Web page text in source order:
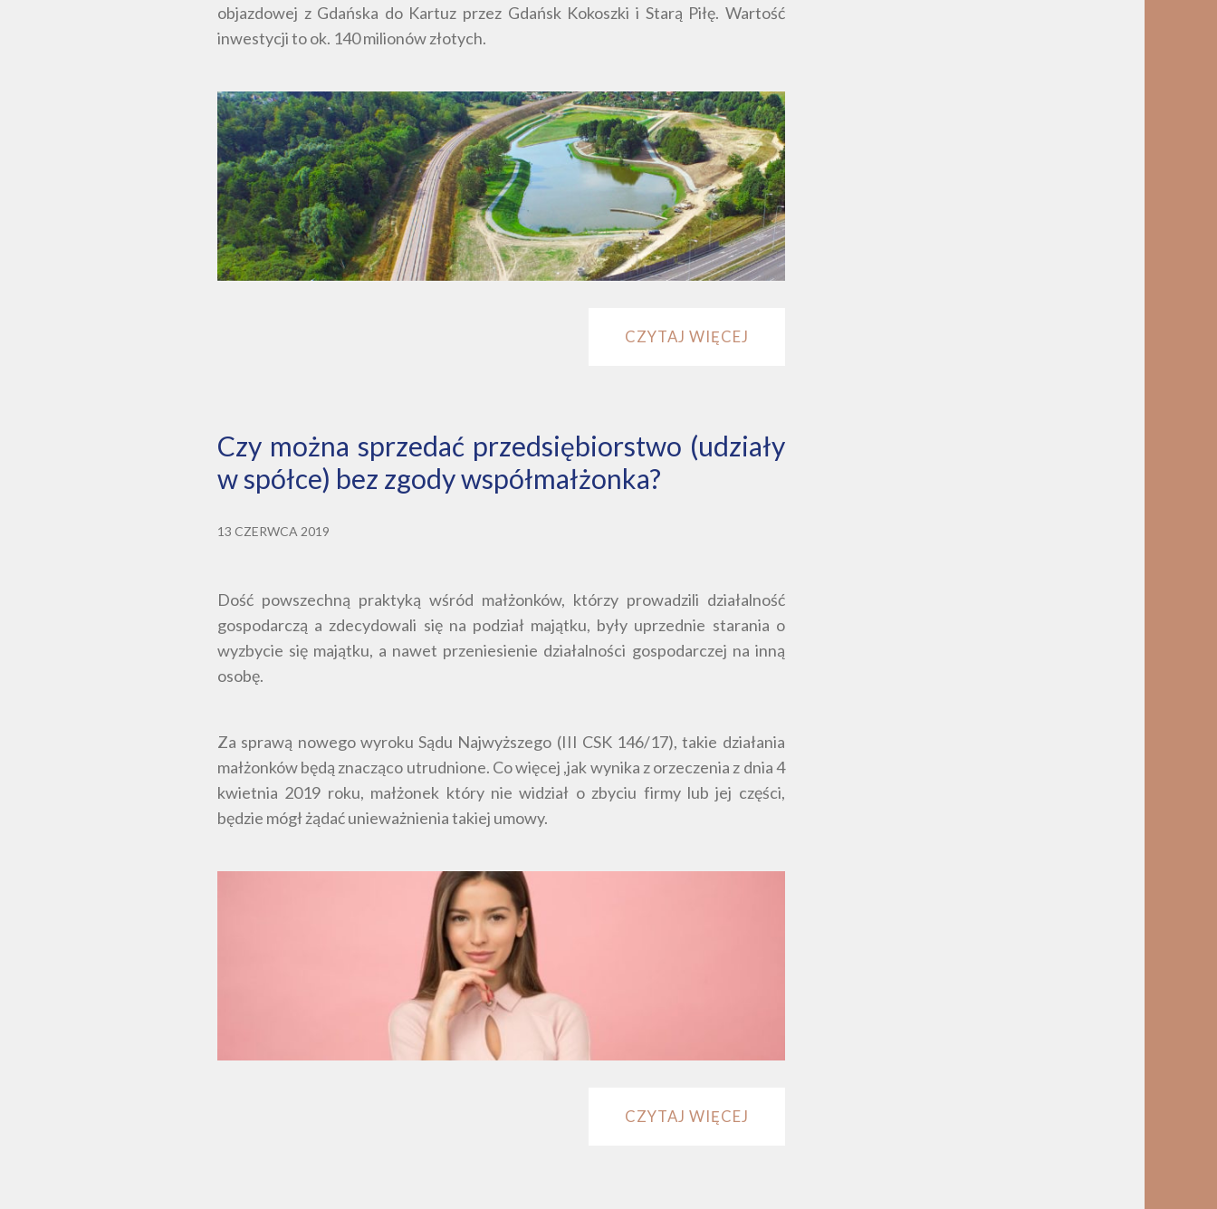
objazdowej z Gdańska do Kartuz przez Gdańsk Kokoszki i Starą Piłę. Wartość
inwestycji to ok. 140 milionów złotych.
CZYTAJ WIĘCEJ
Czy można sprzedać przedsiębiorstwo (udziały
w spółce) bez zgody współmałżonka?
13 CZERWCA 2019
Dość powszechną praktyką wśród małżonków, którzy prowadzili działalność
gospodarczą a zdecydowali się na podział majątku, były uprzednie starania o
wyzbycie się majątku, a nawet przeniesienie działalności gospodarczej na inną
osobę.
Za sprawą nowego wyroku Sądu Najwyższego (III CSK 146/17), takie działania
małżonków będą znacząco utrudnione. Co więcej ,jak wynika z orzeczenia z dnia 4
kwietnia 2019 roku, małżonek który nie widział o zbyciu firmy lub jej części,
będzie mógł żądać unieważnienia takiej umowy.
CZYTAJ WIĘCEJ